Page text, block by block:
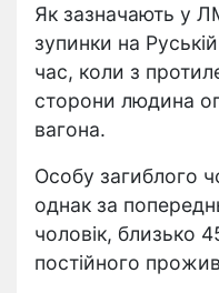
Як зазначають у
зупинки на
час, коли з
сторони людина
вагона.
Особу загиблого
однак за
чоловік, близько
постійного